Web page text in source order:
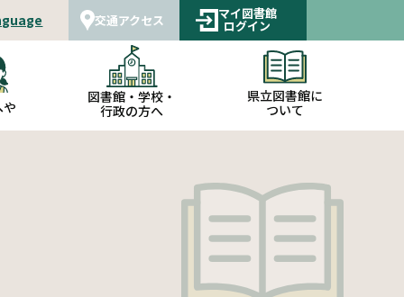
交通アクセス マイ図書館
ログイン
や
図書館・学校・
行政の方へ
県立図書館に
ついて